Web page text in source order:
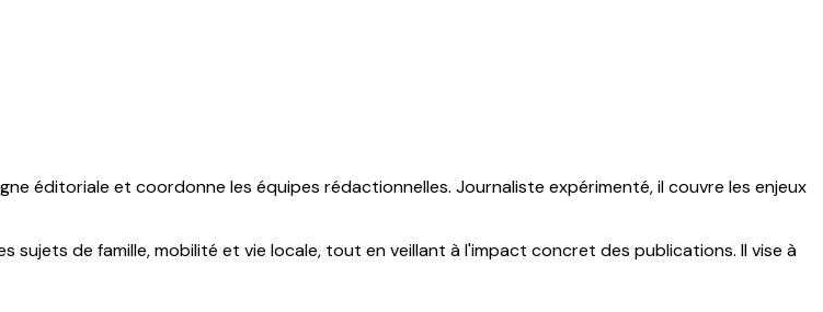
éditoriale et coordonne les équipes rédactionnelles. Journaliste expérimenté, il couvre les enjeux
de famille, mobilité et vie locale, tout en veillant à l'impact concret des publications. Il vise à